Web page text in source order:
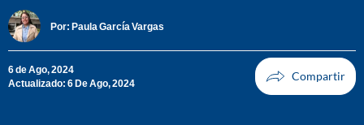
Por: Paula García Vargas
6 de Ago, 2024
Actualizado: 6 De Ago, 2024